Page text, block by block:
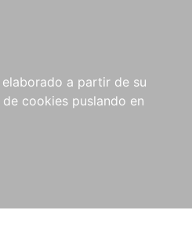
a partir de su
cookies puslando en